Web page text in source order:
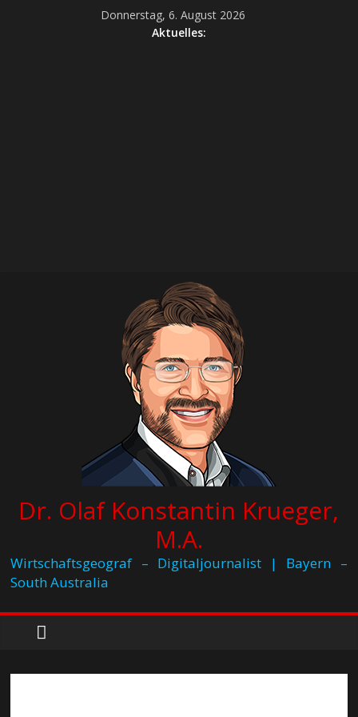
Donnerstag, 6. August 2026
Aktuelles:
Dr. Olaf Konstantin Krueger,
M.A.
Wirtschaftsgeograf – Digitaljournalist | Bayern –
South Australia